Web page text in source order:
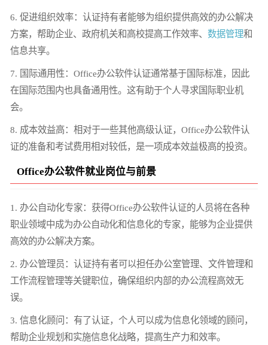
6. 促进组织效率：认证持有者能够为组织提供高效的办公解决
方案，帮助企业、政府机关和高校提高工作效率、 数据管理和
信息共享。
7. 国际通用性：Office办公软件认证通常基于国际标准，因此
在国际范围内也具备通用性。这有助于个人寻求国际职业机
会。
8. 成本效益高：相对于一些其他高级认证，Office办公软件认
证的准备和考试费用相对较低，是一项成本效益极高的投资。
Office办公软件就业岗位与前景
1. 办公自动化专家：获得Office办公软件认证的人员将在各种
职业领域中成为办公自动化和信息化的专家，能够为企业提供
高效的办公解决方案。
2. 办公管理员：认证持有者可以担任办公室管理、文件管理和
工作流程管理等关键职位，确保组织内部的办公流程高效无
误。
3. 信息化顾问：有了认证，个人可以成为信息化领域的顾问，
帮助企业规划和实施信息化战略，提高生产力和效率。